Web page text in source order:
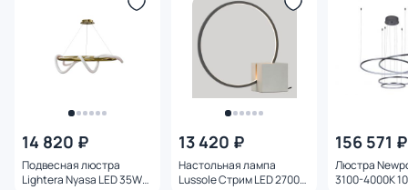
14 820 ₽
Подвесная люстра
Lightera Nyasa LED 35W
13 420 ₽
Настольная лампа
Lussole Стрим LED 2700K
156 571 ₽
Люстра
3100-4000K